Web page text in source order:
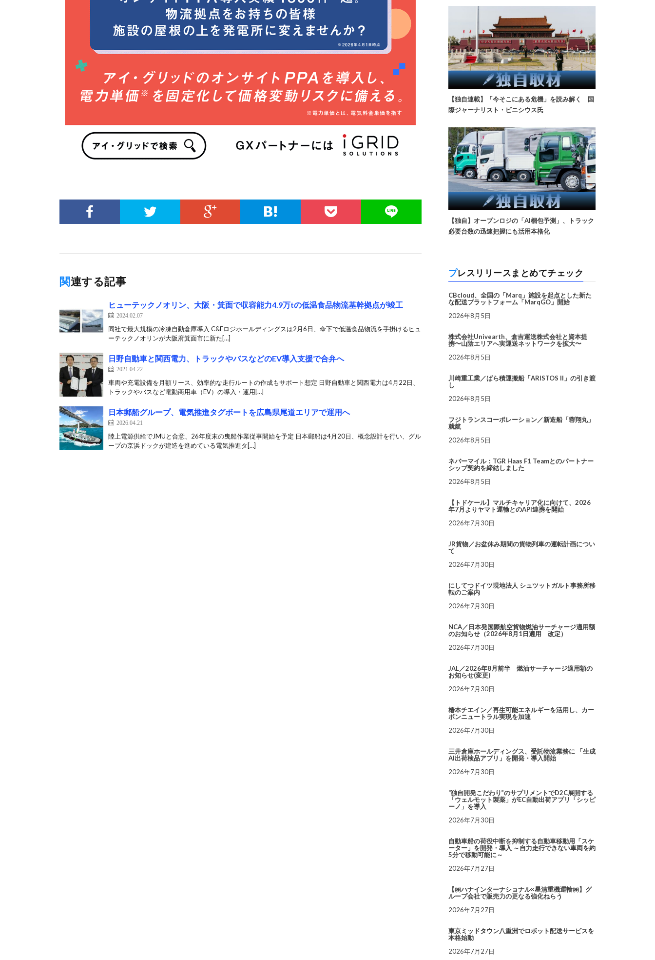
関連する記事
ヒューテックノオリン、大阪・箕面で収容能力4.9万tの低温食品物流基幹拠点が竣工
2024.02.07
同社で最大規模の冷凍自動倉庫導入 C&Fロジホールディングスは2月6日、傘下で低温食品物流を手掛けるヒュ
ーテックノオリンが大阪府箕面市に新た[…]
日野自動車と関西電力、トラックやバスなどのEV導入支援で合弁へ
2021.04.22
車両や充電設備を月額リース、効率的な走行ルートの作成もサポート想定 日野自動車と関西電力は4月22日、
トラックやバスなど電動商用車（EV）の導入・運用[…]
日本郵船グループ、電気推進タグボートを広島県尾道エリアで運用へ
2026.04.21
陸上電源供給でJMUと合意、26年度末の曳船作業従事開始を予定 日本郵船は4月20日、概念設計を行い、グル
ープの京浜ドックが建造を進めている電気推進タ[…]
【独自連載】「今そこにある危機」を読み解く 国
際ジャーナリスト・ビニシウス氏
【独自】オープンロジの「AI梱包予測」、トラック
必要台数の迅速把握にも活用本格化
プレスリリースまとめてチェック
CBcloud、全国の「Marq」施設を起点とした新た
な配送プラットフォーム「MarqGO」開始
2026年8月5日
株式会社Univearth、倉吉運送株式会社と資本提
携〜山陰エリアへ実運送ネットワークを拡大〜
2026年8月5日
川崎重工業／ばら積運搬船「ARISTOS II」の引き渡
し
2026年8月5日
フジトランスコーポレーション／新造船「蓉翔丸」
就航
2026年8月5日
ネバーマイル：TGR Haas F1 Teamとのパートナー
シップ契約を締結しました
2026年8月5日
【トドケール】マルチキャリア化に向けて、2026
年7月よりヤマト運輸とのAPI連携を開始
2026年7月30日
JR貨物／お盆休み期間の貨物列車の運転計画につい
て
2026年7月30日
にしてつドイツ現地法人 シュツットガルト事務所移
転のご案内
2026年7月30日
NCA／日本発国際航空貨物燃油サーチャージ適用額
のお知らせ（2026年8月1日適用 改定）
2026年7月30日
JAL／2026年8月前半 燃油サーチャージ適用額の
お知らせ(変更)
2026年7月30日
椿本チエイン／再生可能エネルギーを活用し、カー
ボンニュートラル実現を加速
2026年7月30日
三井倉庫ホールディングス、受託物流業務に 「生成
AI出荷検品アプリ」を開発・導入開始
2026年7月30日
“独自開発こだわり”のサプリメントでD2C展開する
「ウェルモット製薬」がEC自動出荷アプリ「シッピ
ーノ」を導入
2026年7月30日
自動車船の荷役中断を抑制する自動車移動用「スケ
ーター」を開発・導入 ～自力走行できない車両を約
5分で移動可能に～
2026年7月27日
【㈱ハナインターナショナル×星清重機運輸㈱】グ
ループ会社で販売力の更なる強化ねらう
2026年7月27日
東京ミッドタウン八重洲でロボット配送サービスを
本格始動
2026年7月27日